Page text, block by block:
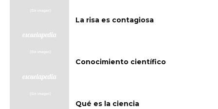
La risa es contagiosa
Conocimiento científico
Qué es la ciencia